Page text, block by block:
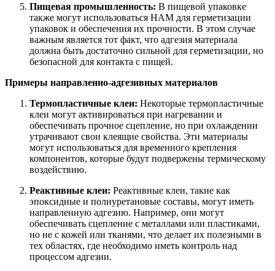
Пищевая промышленность: В пищевой упаковке
также могут использоваться НАМ для герметизации
упаковок и обеспечения их прочности. В этом случае
важным является тот факт, что адгезия материала
должна быть достаточно сильной для герметизации, но
безопасной для контакта с пищей.
Примеры направленно-адгезивных материалов
Термопластичные клеи: Некоторые термопластичные
клеи могут активироваться при нагревании и
обеспечивать прочное сцепление, но при охлаждении
утрачивают свои клеящие свойства. Эти материалы
могут использоваться для временного крепления
компонентов, которые будут подвержены термическому
воздействию.
Реактивные клеи: Реактивные клеи, такие как
эпоксидные и полиуретановые составы, могут иметь
направленную адгезию. Например, они могут
обеспечивать сцепление с металлами или пластиками,
но не с кожей или тканями, что делает их полезными в
тех областях, где необходимо иметь контроль над
процессом адгезии.